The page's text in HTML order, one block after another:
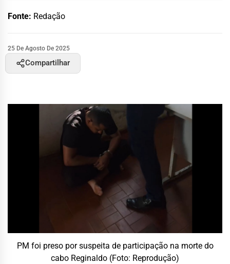
Fonte: Redação
25 De Agosto De 2025
Compartilhar
PM foi preso por suspeita de participação na morte do
cabo Reginaldo (Foto: Reprodução)